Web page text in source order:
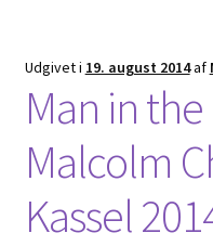
Udgivet i 19. august 2014af
Man in
Malcolm
Kassel